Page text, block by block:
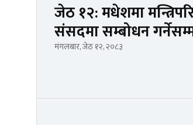
जेठ १२: मधेशमा
संसदमा सम्बोधन
मंगलबार, जेठ १२, २०८३